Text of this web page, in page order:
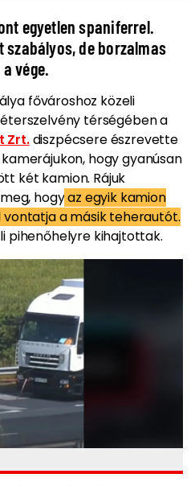
egyetlen spaniferrel.
szabályos, de borzalmas
vége.
fővároshoz közeli
térségében a
Zrt.diszpécsere észrevette
hogy gyanúsan
két kamion. Rájuk
hogyaz egyik kamion
a másik teherautót.
pihenőhelyre kihajtottak.